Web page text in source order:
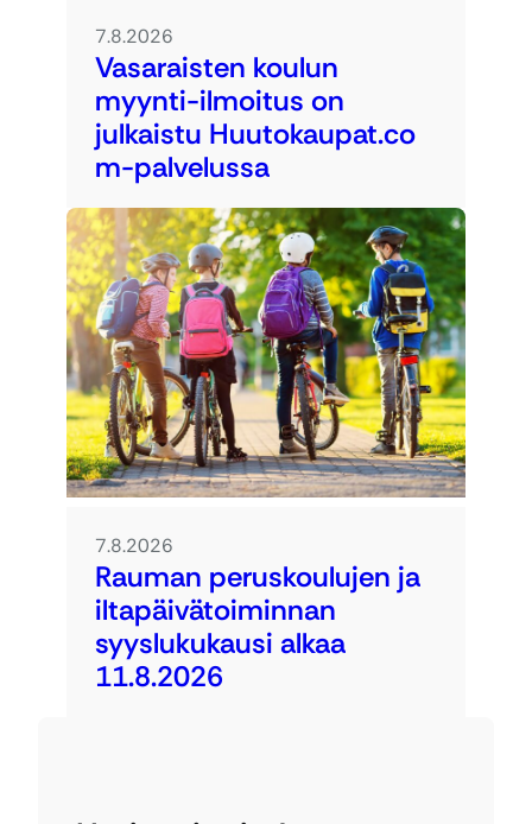
7.8.2026
Vasaraisten koulun
myynti-ilmoitus on
julkaistu Huutokaupat.co
m-palvelussa
7.8.2026
Rauman peruskoulujen ja
iltapäivätoiminnan
syyslukukausi alkaa
11.8.2026